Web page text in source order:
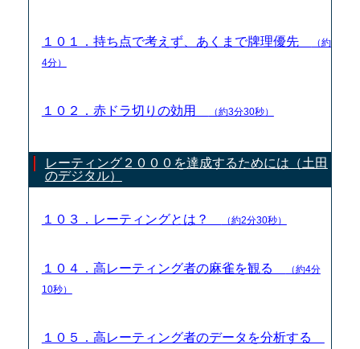
１０１．持ち点で考えず、あくまで牌理優先
（約
4分）
１０２．赤ドラ切りの効用 （約3分30秒）
レーティング２０００を達成するためには（土田
のデジタル）
１０３．レーティングとは？ （約2分30秒）
１０４．高レーティング者の麻雀を観る
（約4分
10秒）
１０５．高レーティング者のデータを分析する